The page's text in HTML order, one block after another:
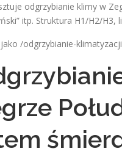
odgrzybianie klimy w
itp. Struktura H1/H2/
/odgrzybianie-